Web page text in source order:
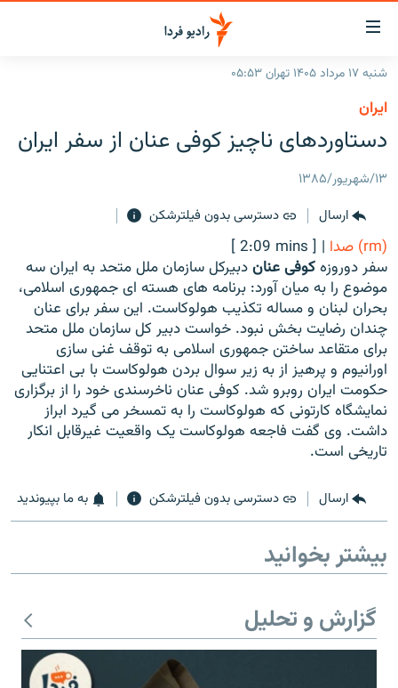
لینک‌های
قابلیت
دسترسی
بازگشت
اصلی
صفحه
جستجو
رادیو
انتخاب کنید و بشنوید
برنامه‌های رادیویی
فرکانس‌ها
پادکست
چندرسانه‌ای
گزارش‌های تصویری
گزارش‌های ویدئویی
زنان فردا
English
به ما بپیوندید
زبان‌های دیگر
شنبه ۱۷ مرداد ۱۴۰۵ تهران ۰۵:۵۳
ايران
دستاوردهای ناچیز کوفی عنان از سفر ایران
۱۳/شهریور/۱۳۸۵
ارسال
دسترسی بدون فیلترشکن
(rm) صدا |
[ 2:09 mins ]
سفر دوروزهکوفی عناندبیرکل سازمان ملل متحد به ایران سه
موضوع را به میان آورد: برنامه های هسته ای جمهوری اسلامی،
بحران لبنان و مساله تکذیب هولوکاست. این سفر برای عنان
چندان رضایت بخش نبود. خواست دبیر کل سازمان ملل متحد
برای متقاعد ساختن جمهوری اسلامی به توقف غنی سازی
اورانیوم و پرهیز از به زیر سوال بردن هولوکاست با بی اعتنایی
حکومت ایران روبرو شد. کوفی عنان ناخرسندی خود را از برگزاری
نمایشگاه کارتونی که هولوکاست را به تمسخر می گیرد ابراز
داشت. وی گفت فاجعه هولوکاست یک واقعیت غیرقابل انکار
تاریخی است.
ارسال دسترسی بدون فیلترشکن به ما بپیوندید
بیشتر بخوانید
گزارش و تحلیل